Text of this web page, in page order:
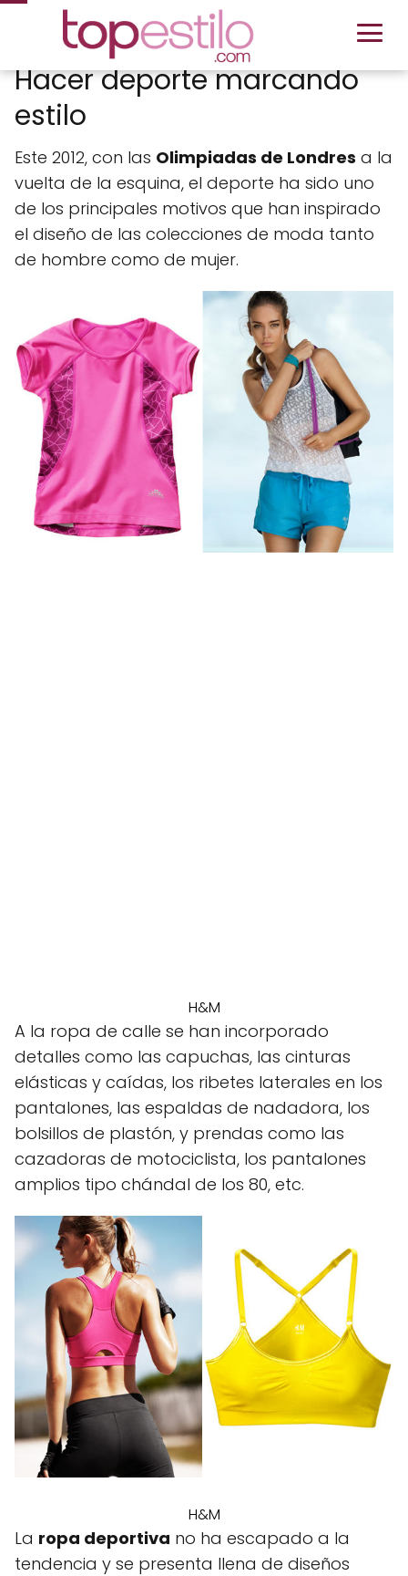
Hacer deporte marcando
estilo
Este 2012, con las Olimpiadas de Londres a la
vuelta de la esquina, el deporte ha sido uno
de los principales motivos que han inspirado
el diseño de las colecciones de moda tanto
de hombre como de mujer.
H&M
A la ropa de calle se han incorporado
detalles como las capuchas, las cinturas
elásticas y caídas, los ribetes laterales en los
pantalones, las espaldas de nadadora, los
bolsillos de plastón, y prendas como las
cazadoras de motociclista, los pantalones
amplios tipo chándal de los 80, etc.
H&M
La ropa deportiva no ha escapado a la
tendencia y se presenta llena de diseños